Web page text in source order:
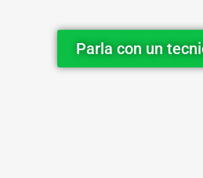
Parla con un